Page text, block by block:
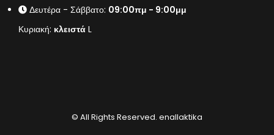
Δευτέρα - Σάββατο: 09:00πμ - 9:00μμ
Κυριακή: κλειστά L
© All Rights Reserved. enallaktika